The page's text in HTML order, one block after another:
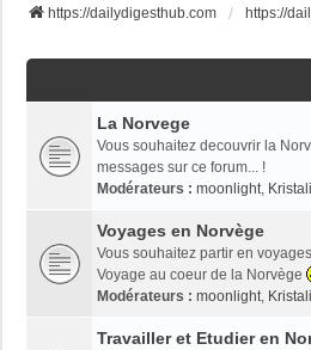
https://dailydigesthub.com https://
La Norvege
Vous souhaitez decouvrir la
messages sur ce forum... !
Modérateurs : moonlight,
Voyages en Norvège
Vous souhaitez partir en
Voyage au coeur de la Norvège
Modérateurs : moonlight,
Travailler et Etudier en